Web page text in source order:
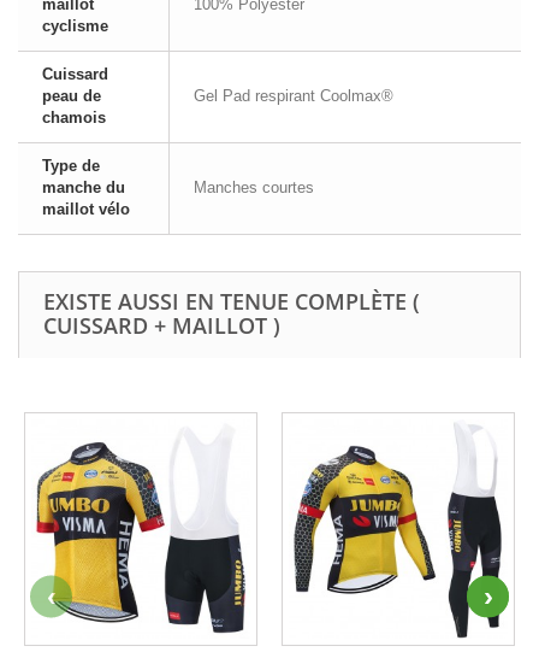
maillot
cyclisme
100% Polyester
Cuissard
peau de
chamois
Gel Pad respirant Coolmax®
Type de
manche du
maillot vélo
Manches courtes
EXISTE AUSSI EN TENUE COMPLÈTE (
CUISSARD + MAILLOT )